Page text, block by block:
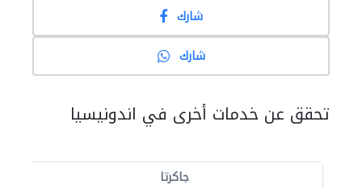
شارك
شارك
تحقق عن خدمات أخرى في اندونيسيا
جاكرتا